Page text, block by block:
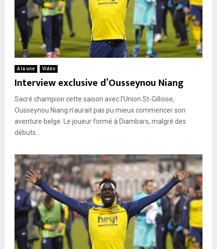
A la une Vidéo
Interview exclusive d’Ousseynou Niang
Sacré champion cette saison avec l’Union St-Gilloise,
Ousseynou Niang n’aurait pas pu mieux commencer son
aventure belge. Le joueur formé à Diambars, malgré des
débuts...